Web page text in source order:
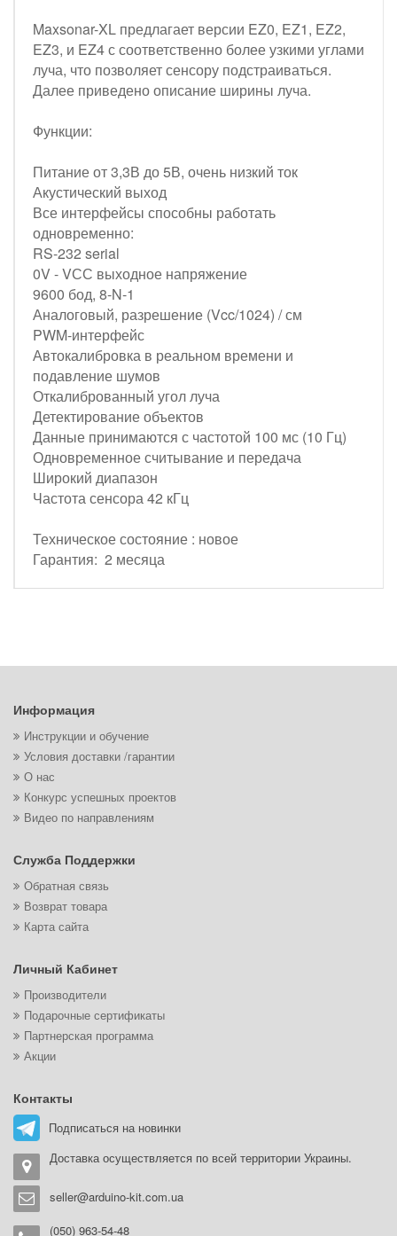
Maxsonar-XL предлагает версии EZ0, EZ1, EZ2,
EZ3, и EZ4 с соответственно более узкими углами
луча, что позволяет сенсору подстраиваться.
Далее приведено описание ширины луча.
Функции:
Питание от 3,3В до 5В, очень низкий ток
Акустический выход
Все интерфейсы способны работать
одновременно:
RS-232 serial
0V - VСС выходное напряжение
9600 бод, 8-N-1
Аналоговый, разрешение (Vcc/1024) / см
PWM-интерфейс
Автокалибровка в реальном времени и
подавление шумов
Откалиброванный угол луча
Детектирование объектов
Данные принимаются с частотой 100 мс (10 Гц)
Одновременное считывание и передача
Широкий диапазон
Частота сенсора 42 кГц
Техническое состояние : новое
Гарантия: 2 месяца
Информация
Инструкции и обучение
Условия доставки /гарантии
О нас
Конкурс успешных проектов
Видео по направлениям
Служба Поддержки
Обратная связь
Возврат товара
Карта сайта
Личный Кабинет
Производители
Подарочные сертификаты
Партнерская программа
Акции
Контакты
Подписаться на новинки
Доставка осуществляется по всей территории Украины.
seller@arduino-kit.com.ua
(050) 963-54-48